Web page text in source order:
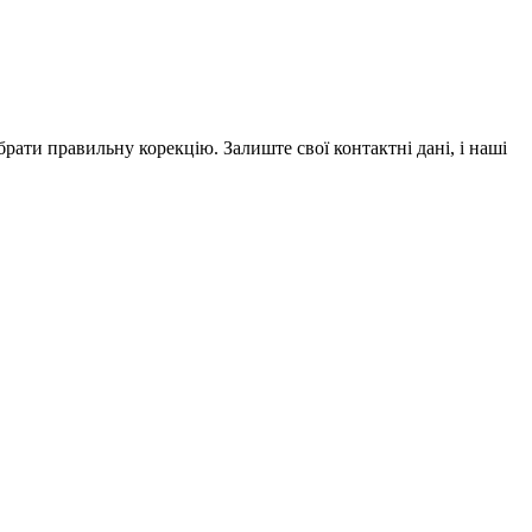
правильну корекцію. Залиште свої контактні дані, і наші